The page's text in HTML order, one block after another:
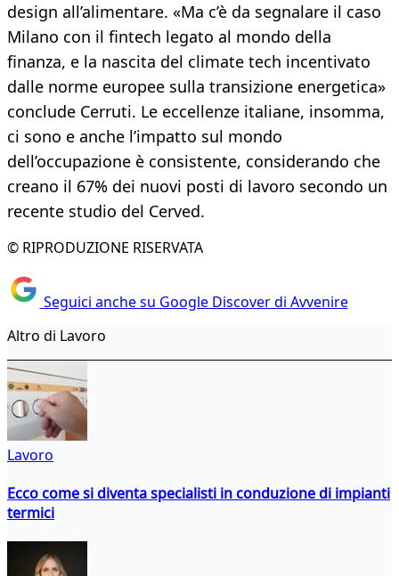
design all’alimentare. «Ma c’è da segnalare il caso
Milano con il fintech legato al mondo della
finanza, e la nascita del climate tech incentivato
dalle norme europee sulla transizione energetica»
conclude Cerruti. Le eccellenze italiane, insomma,
ci sono e anche l’impatto sul mondo
dell’occupazione è consistente, considerando che
creano il 67% dei nuovi posti di lavoro secondo un
recente studio del Cerved.
© RIPRODUZIONE RISERVATA
Seguici anche su Google Discover di Avvenire
Altro di Lavoro
Lavoro
Ecco come si diventa specialisti in conduzione di impianti
termici